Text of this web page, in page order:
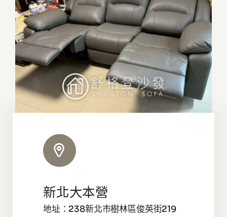
新北大本營
地址：238新北市樹林區俊英街219